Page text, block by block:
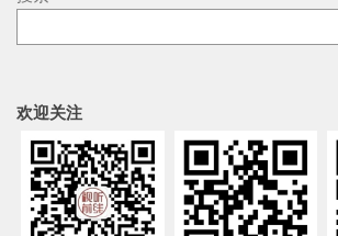
欢迎关注